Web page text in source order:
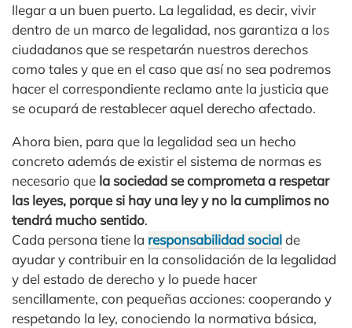
llegar a un buen puerto. La legalidad, es decir, vivir
dentro de un marco de legalidad, nos garantiza a los
ciudadanos que se respetarán nuestros derechos
como tales y que en el caso que así no sea podremos
hacer el correspondiente reclamo ante la justicia que
se ocupará de restablecer aquel derecho afectado.
Ahora bien, para que la legalidad sea un hecho
concreto además de existir el sistema de normas es
necesario que la sociedad se comprometa a respetar
las leyes, porque si hay una ley y no la cumplimos no
tendrá mucho sentido.
Cada persona tiene la responsabilidad socialde
ayudar y contribuir en la consolidación de la legalidad
y del estado de derecho y lo puede hacer
sencillamente, con pequeñas acciones: cooperando y
respetando la ley, conociendo la normativa básica,